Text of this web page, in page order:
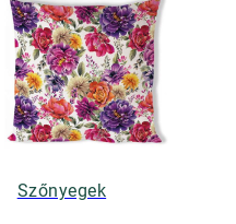
Szőnyegek